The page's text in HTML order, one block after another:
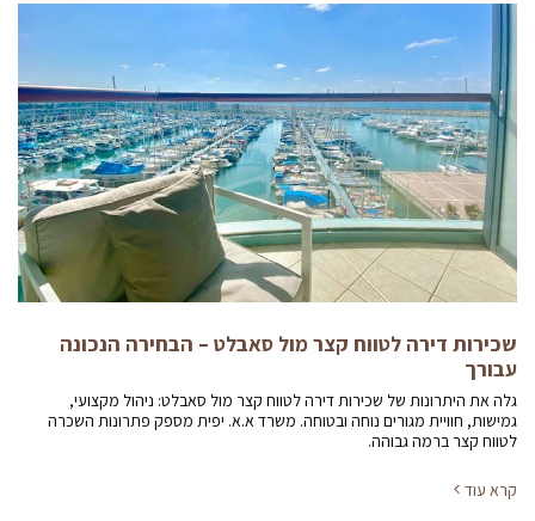
שכירות דירה לטווח קצר מול סאבלט – הבחירה הנכונה
עבורך
גלה את היתרונות של שכירות דירה לטווח קצר מול סאבלט: ניהול מקצועי,
גמישות, חוויית מגורים נוחה ובטוחה. משרד א.א. יפית מספק פתרונות השכרה
לטווח קצר ברמה גבוהה.
קרא עוד